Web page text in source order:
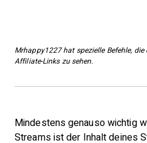
Mrhappy1227 hat spezielle Befehle,
Affiliate-Links zu sehen.
Mindestens genauso wichtig
Streams ist der Inhalt deines